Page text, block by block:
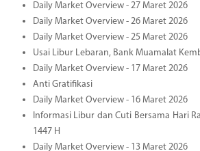
Daily Market Overview - 27 Maret 2026
Daily Market Overview - 26 Maret 2026
Daily Market Overview - 25 Maret 2026
Usai Libur Lebaran, Bank Muamalat
Daily Market Overview - 17 Maret 2026
Anti Gratifikasi
Daily Market Overview - 16 Maret 2026
Informasi Libur dan Cuti Bersama Hari
1447 H
Daily Market Overview - 13 Maret 2026